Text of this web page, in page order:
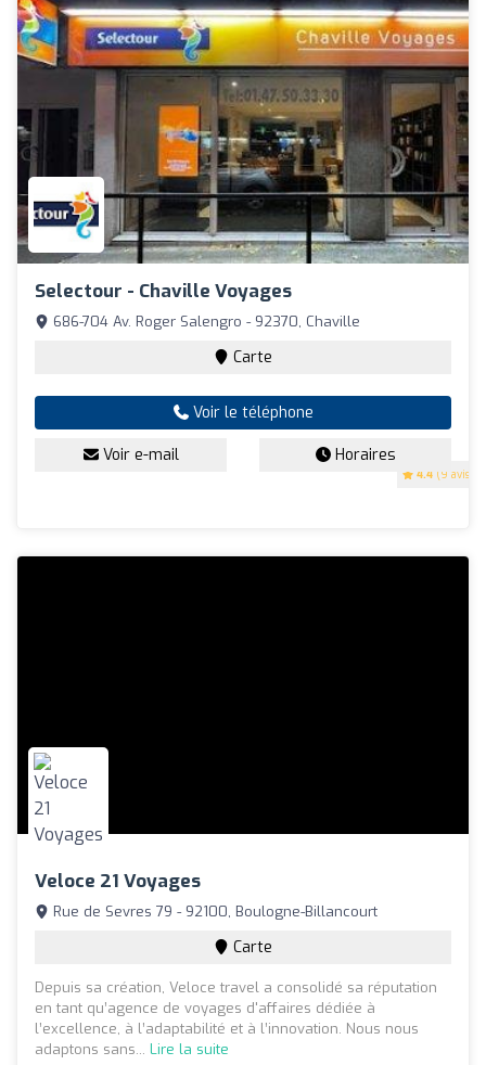
Selectour - Chaville Voyages
4.4 (9 avis)
686-704 Av. Roger Salengro - 92370, Chaville
Carte
Voir le téléphone
Voir e-mail Horaires
Veloce 21 Voyages
Rue de Sevres 79 - 92100, Boulogne-Billancourt
Carte
Depuis sa création, Veloce travel a consolidé sa réputation
en tant qu’agence de voyages d'affaires dédiée à
l’excellence, à l’adaptabilité et à l’innovation. Nous nous
adaptons sans... Lire la suite